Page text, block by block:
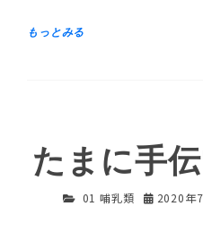
たまに手
01 哺乳類 2020年